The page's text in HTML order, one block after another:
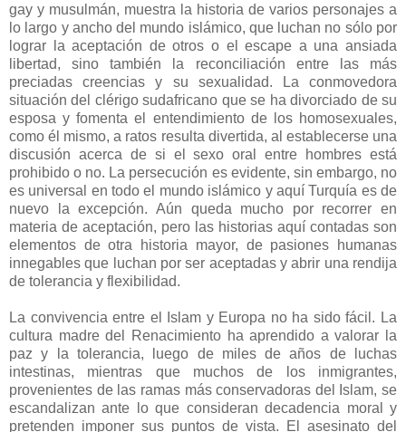
gay y musulmán, muestra la historia de varios personajes a
lo largo y ancho del mundo islámico, que luchan no sólo por
lograr la aceptación de otros o el escape a una ansiada
libertad, sino también la reconciliación entre las más
preciadas creencias y su sexualidad. La conmovedora
situación del clérigo sudafricano que se ha divorciado de su
esposa y fomenta el entendimiento de los homosexuales,
como él mismo, a ratos resulta divertida, al establecerse una
discusión acerca de si el sexo oral entre hombres está
prohibido o no. La persecución es evidente, sin embargo, no
es universal en todo el mundo islámico y aquí Turquía es de
nuevo la excepción. Aún queda mucho por recorrer en
materia de aceptación, pero las historias aquí contadas son
elementos de otra historia mayor, de pasiones humanas
innegables que luchan por ser aceptadas y abrir una rendija
de tolerancia y flexibilidad.
La convivencia entre el Islam y Europa no ha sido fácil. La
cultura madre del Renacimiento ha aprendido a valorar la
paz y la tolerancia, luego de miles de años de luchas
intestinas, mientras que muchos de los inmigrantes,
provenientes de las ramas más conservadoras del Islam, se
escandalizan ante lo que consideran decadencia moral y
pretenden imponer sus puntos de vista. El asesinato del